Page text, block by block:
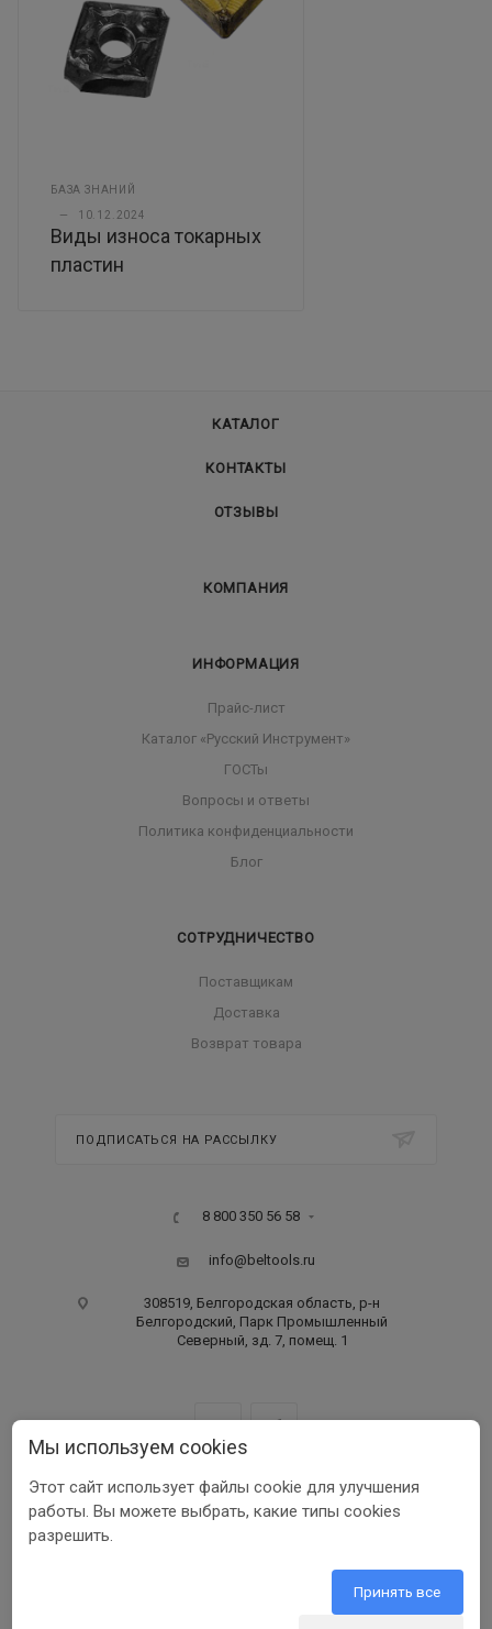
БАЗА ЗНАНИЙ
— 10.12.2024
Виды износа токарных
пластин
КАТАЛОГ
КОНТАКТЫ
ОТЗЫВЫ
КОМПАНИЯ
ИНФОРМАЦИЯ
Прайс-лист
Каталог «Русский Инструмент»
ГОСТы
Вопросы и ответы
Политика конфиденциальности
Блог
СОТРУДНИЧЕСТВО
Поставщикам
Доставка
Возврат товара
ПОДПИСАТЬСЯ НА РАССЫЛКУ
8 800 350 56 58
info@beltools.ru
308519, Белгородская область, р-н
Белгородский, Парк Промышленный
Северный, зд. 7, помещ. 1
ООО ПФ «РУССКИЙ ИНСТРУМЕНТ» ИНН 3123401255
Мы используем cookies
Этот сайт использует файлы cookie для улучшения
работы. Вы можете выбрать, какие типы cookies
разрешить.
Принять все